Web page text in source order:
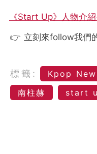
《Start Up》人物介
👉 立刻來follow我們
標籤: Kpop
南柱赫
start